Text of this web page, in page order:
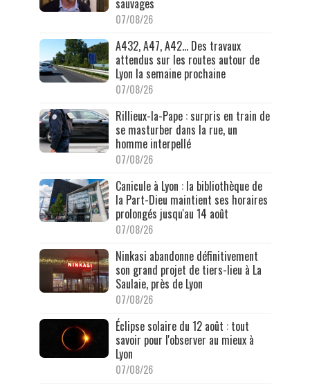
sauvages
07/08/26
A432, A47, A42… Des travaux
attendus sur les routes autour de
Lyon la semaine prochaine
07/08/26
Rillieux-la-Pape : surpris en train de
se masturber dans la rue, un
homme interpellé
07/08/26
Canicule à Lyon : la bibliothèque de
la Part-Dieu maintient ses horaires
prolongés jusqu'au 14 août
07/08/26
Ninkasi abandonne définitivement
son grand projet de tiers-lieu à La
Saulaie, près de Lyon
07/08/26
Éclipse solaire du 12 août : tout
savoir pour l'observer au mieux à
Lyon
07/08/26